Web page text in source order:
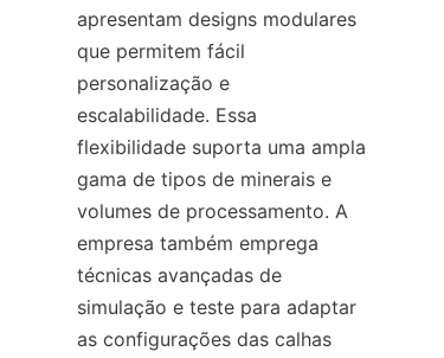
apresentam designs modulares
que permitem fácil
personalização e
escalabilidade. Essa
flexibilidade suporta uma ampla
gama de tipos de minerais e
volumes de processamento. A
empresa também emprega
técnicas avançadas de
simulação e teste para adaptar
as configurações das calhas